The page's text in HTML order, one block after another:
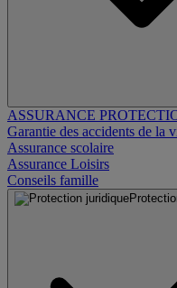
ASSURANCE
Garantie des accidents de la
Assurance scolaire
Assurance Loisirs
Conseils famille